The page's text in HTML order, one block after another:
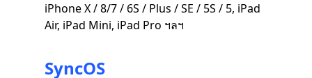
iPhone X / 8/7 / 6S / Plus / SE / 5S / 5, iPad
Air, iPad Mini, iPad Pro ฯลฯ
SyncOS